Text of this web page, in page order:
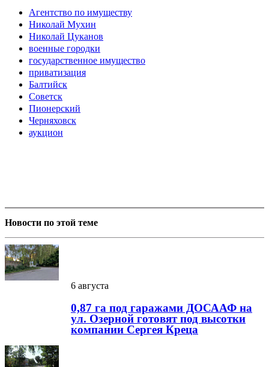
Агентство по имуществу
Николай Мухин
Николай Цуканов
военные городки
государственное имущество
приватизация
Балтийск
Советск
Пионерский
Черняховск
аукцион
Новости по этой теме
6 августа
0,87 га под гаражами ДОСААФ на
ул. Озерной готовят под высотки
компании Сергея Креца